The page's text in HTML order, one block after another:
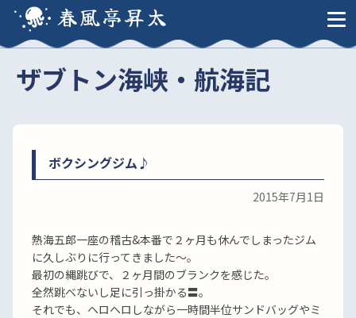
春風亭昇太
ザブトン海峡・航海記
ボクシングジム♪
2015年7月1日
熱海五郎一座の稽古&本番で２ヶ月も休んでしまったジム
に久しぶりに行ってきました〜。
最初の縄跳びで、２ヶ月間のブランクを感じた。
全然跳べないし足に引っ掛かる〓。
それでも、ヘロヘロしながら一時間半位サンドバッグやミ